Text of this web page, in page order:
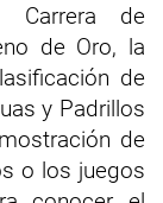
Carrera de
de Oro, la
de
y Padrillos
de
o los juegos